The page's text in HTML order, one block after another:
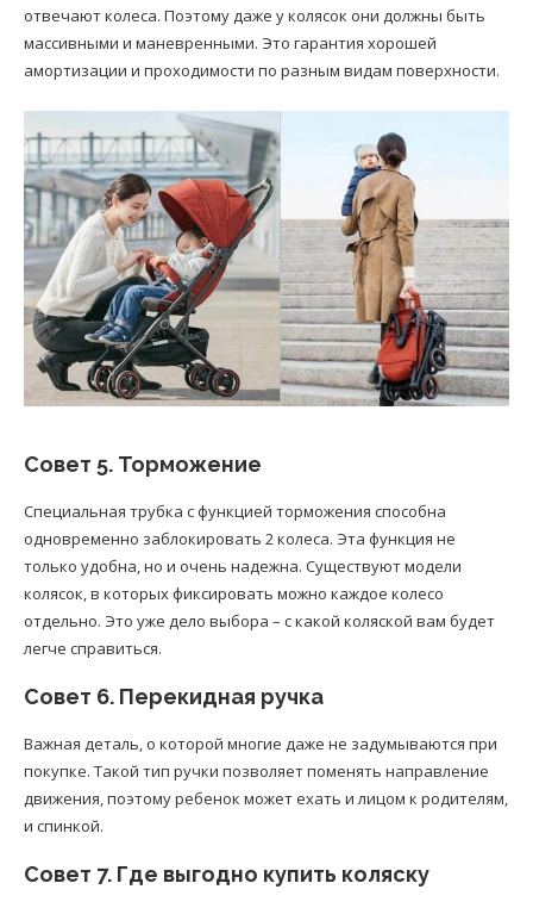
отвечают колеса. Поэтому даже у колясок они должны быть
массивными и маневренными. Это гарантия хорошей
амортизации и проходимости по разным видам поверхности.
Совет 5. Торможение
Специальная трубка с функцией торможения способна
одновременно заблокировать 2 колеса. Эта функция не
только удобна, но и очень надежна. Существуют модели
колясок, в которых фиксировать можно каждое колесо
отдельно. Это уже дело выбора – с какой коляской вам будет
легче справиться.
Совет 6. Перекидная ручка
Важная деталь, о которой многие даже не задумываются при
покупке. Такой тип ручки позволяет поменять направление
движения, поэтому ребенок может ехать и лицом к родителям,
и спинкой.
Совет 7. Где выгодно купить коляску